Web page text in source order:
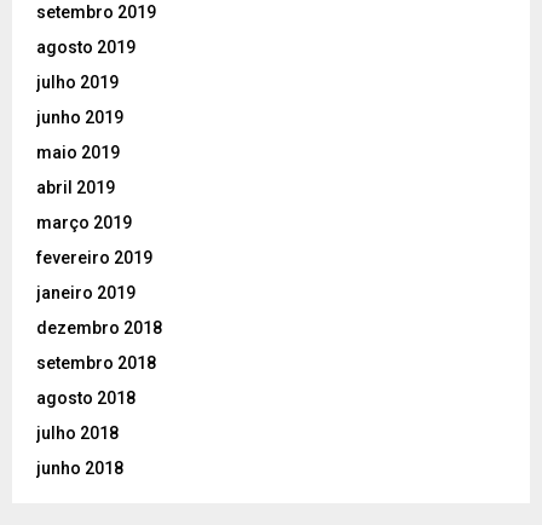
setembro 2019
agosto 2019
julho 2019
junho 2019
maio 2019
abril 2019
março 2019
fevereiro 2019
janeiro 2019
dezembro 2018
setembro 2018
agosto 2018
julho 2018
junho 2018